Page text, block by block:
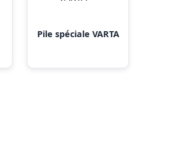
Pile spéciale VARTA